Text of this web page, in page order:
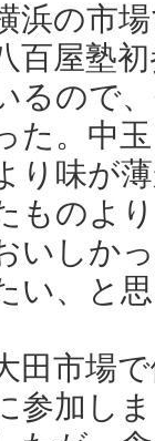
浜の市
百屋塾
るので
た。中
り味が
ものよ
いしか
い、と
田市場
参加し